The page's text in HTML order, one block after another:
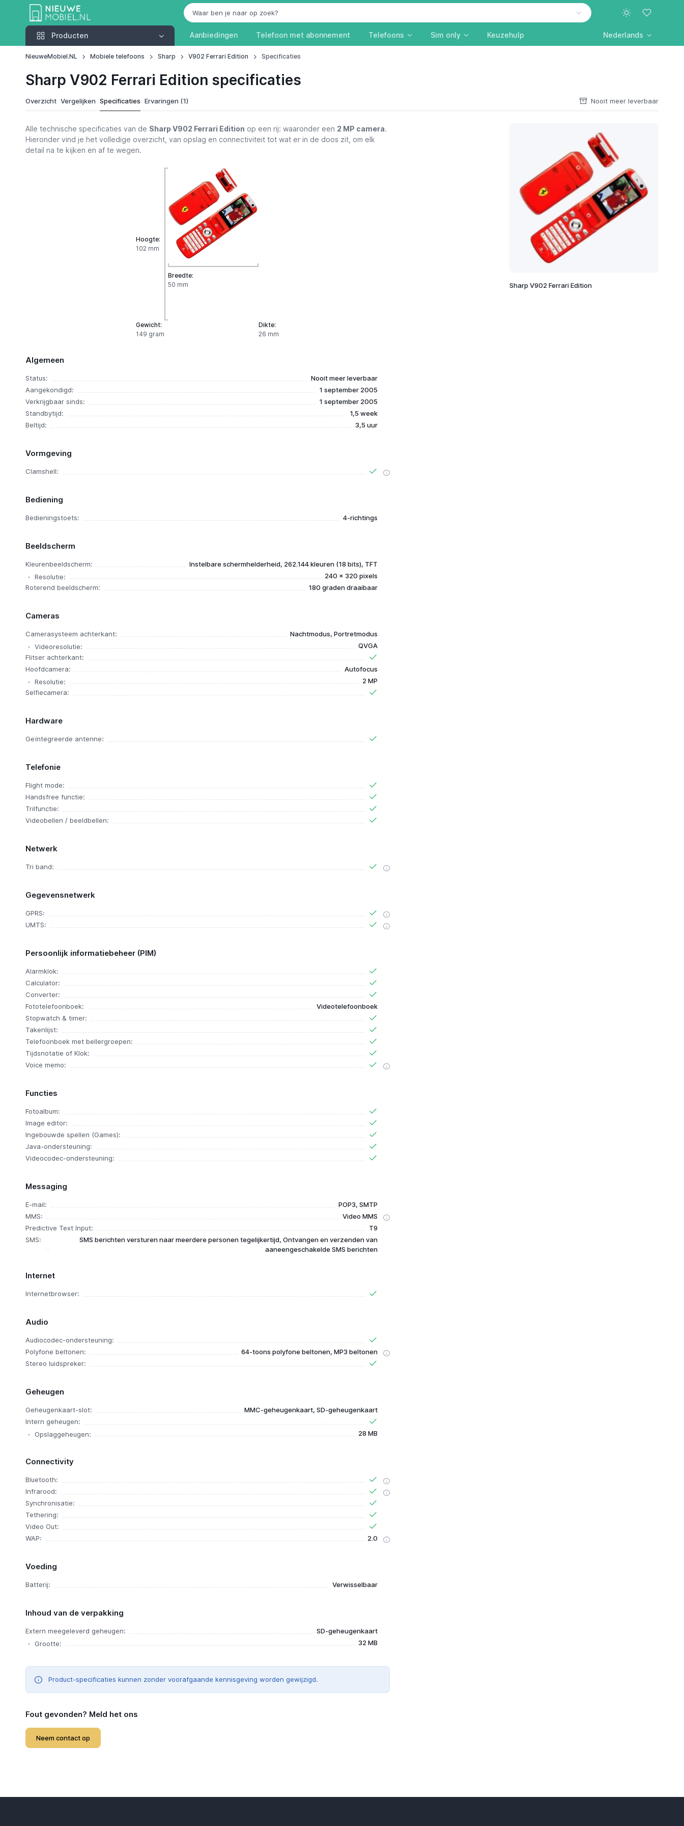
Producten
Producten Aanbiedingen Telefoon met abonnement Telefoons Sim only Keuzehulp Nederlands
NieuweMobiel.NL Mobiele telefoons Sharp V902 Ferrari Edition Specificaties
Sharp V902 Ferrari Edition specificaties
Overzicht Vergelijken Specificaties Ervaringen (1) Nooit meer leverbaar
Sharp V902 Ferrari Edition
Alle technische specificaties van de Sharp V902 Ferrari Edition op een rij: waaronder een 2 MP camera.
Hieronder vind je het volledige overzicht, van opslag en connectiviteit tot wat er in de doos zit, om elk
detail na te kijken en af te wegen.
Hoogte:
102 mm
Gewicht:
149 gram
Breedte:
50 mm
Dikte:
26 mm
Algemeen
Status:
Nooit meer leverbaar
Aangekondigd:
1 september 2005
Verkrijgbaar sinds:
1 september 2005
Standbytijd:
1,5 week
Beltijd:
3,5 uur
Vormgeving
Clamshell:
Bediening
Bedieningstoets: 4-richtings
Beeldscherm
Kleurenbeeldscherm:
Instelbare schermhelderheid, 262.144 kleuren (18 bits), TFT
Resolutie:
240 x 320 pixels
Roterend beeldscherm:
180 graden draaibaar
Cameras
Camerasysteem achterkant:
Nachtmodus, Portretmodus
Videoresolutie:
QVGA
Flitser achterkant:
Hoofdcamera:
Autofocus
Resolutie:
2 MP
Selfiecamera:
Hardware
Geïntegreerde antenne:
Telefonie
Flight mode:
Handsfree functie:
Trilfunctie:
Videobellen / beeldbellen:
Netwerk
Tri band:
Gegevensnetwerk
GPRS:
UMTS:
Persoonlijk informatiebeheer (PIM)
Alarmklok:
Calculator:
Converter:
Fototelefoonboek:
Videotelefoonboek
Stopwatch & timer:
Takenlijst:
Telefoonboek met bellergroepen:
Tijdsnotatie of Klok:
Voice memo:
Functies
Fotoalbum:
Image editor:
Ingebouwde spellen (Games):
Java-ondersteuning:
Videocodec-ondersteuning:
Messaging
E-mail:
POP3, SMTP
MMS:
Video MMS
Predictive Text Input:
T9
SMS:
SMS berichten versturen naar meerdere personen tegelijkertijd, Ontvangen en verzenden van
aaneengeschakelde SMS berichten
Internet
Internetbrowser:
Audio
Audiocodec-ondersteuning:
Polyfone beltonen:
64-toons polyfone beltonen, MP3 beltonen
Stereo luidspreker:
Geheugen
Geheugenkaart-slot:
MMC-geheugenkaart, SD-geheugenkaart
Intern geheugen:
Opslaggeheugen:
28 MB
Connectivity
Bluetooth:
Infrarood:
Synchronisatie:
Tethering:
Video Out:
WAP:
2.0
Voeding
Batterij: Verwisselbaar
Inhoud van de verpakking
Extern meegeleverd geheugen:
SD-geheugenkaart
Grootte:
32 MB
Product-specificaties kunnen zonder voorafgaande kennisgeving worden gewijzigd.
Fout gevonden? Meld het ons
Neem contact op